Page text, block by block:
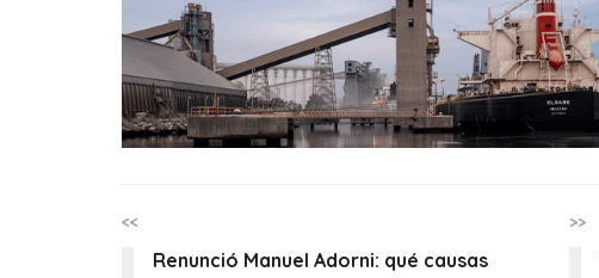
<<
Renunció Manuel Adorni: qué causas
>>